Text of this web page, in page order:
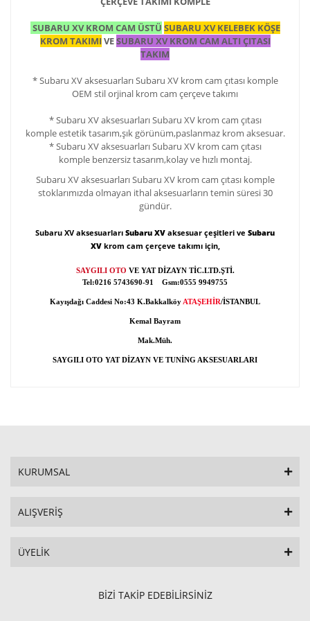
SUBARU XV KROM CAM ÜSTÜ SUBARU XV KELEBEK KÖŞE
KROM TAKIMI VESUBARU XV KROM CAM ALTI ÇITASI
TAKIM
* Subaru XV aksesuarları Subaru XV krom cam çıtası komple
OEM stil orjinal krom cam çerçeve takımı
* Subaru XV aksesuarları Subaru XV krom cam çıtası
komple estetik tasarım,şık görünüm,paslanmaz krom aksesuar.
* Subaru XV aksesuarları Subaru XV krom cam çıtası
komple benzersiz tasarım,kolay ve hızlı montaj.
Subaru XV aksesuarları Subaru XV krom cam çıtası komple
stoklarımızda olmayan ithal aksesuarların temin süresi 30
gündür.
Subaru XV aksesuarları Subaru XV aksesuar çeşitleri ve Subaru
XVkrom cam çerçeve takımı için,
SAYGILI OTO VE YAT DİZAYN TİC.LTD.ŞTİ.
Tel:0216 5743690-91 Gsm:0555 9949755
Kayışdağı Caddesi No:43 K.Bakkalköy ATAŞEHİR/İSTANBUL
Kemal Bayram
Mak.Müh.
SAYGILI OTO YAT DİZAYN VE TUNİNG AKSESUARLARI
KURUMSAL
ALIŞVERİŞ
ÜYELİK
BİZİ TAKİP EDEBİLİRSİNİZ
AMAROK MAUN
AMAROK MULTİMEDYA
AMAROK ÖN KORUMA
AMAROK PARK
AMAROK PASPAS
AMAROK ROLLBAR
AMAROK SEPET
AMAROK SİS FARI
AMAROK SPACER
AMAROK TOWBOX
AMAROK YÜKSELTME